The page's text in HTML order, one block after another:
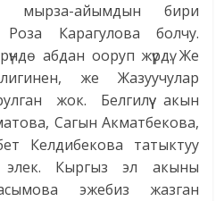
мырза-айымдын бири
Карагулова болчу.
абдан ооруп жүрдү. Же
же Жазуучулар
жок. Белгилүү акын
Сагын Акматбекова,
Келдибекова татыктуу
Кыргыз эл акыны
эжебиз жазган